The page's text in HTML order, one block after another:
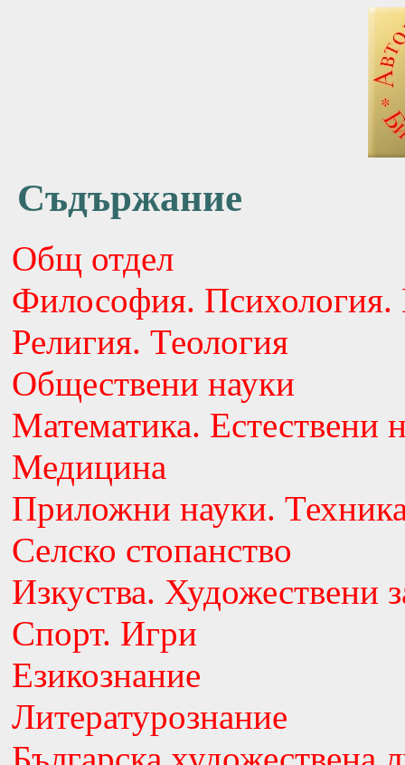
Съдържание
Общ отдел
Философия. Психология.
Религия. Теология
Обществени науки
Математика. Естествени
Медицина
Приложни науки.
Селско стопанство
Изкуства. Художествени
Спорт. Игри
Езикознание
Литературознание